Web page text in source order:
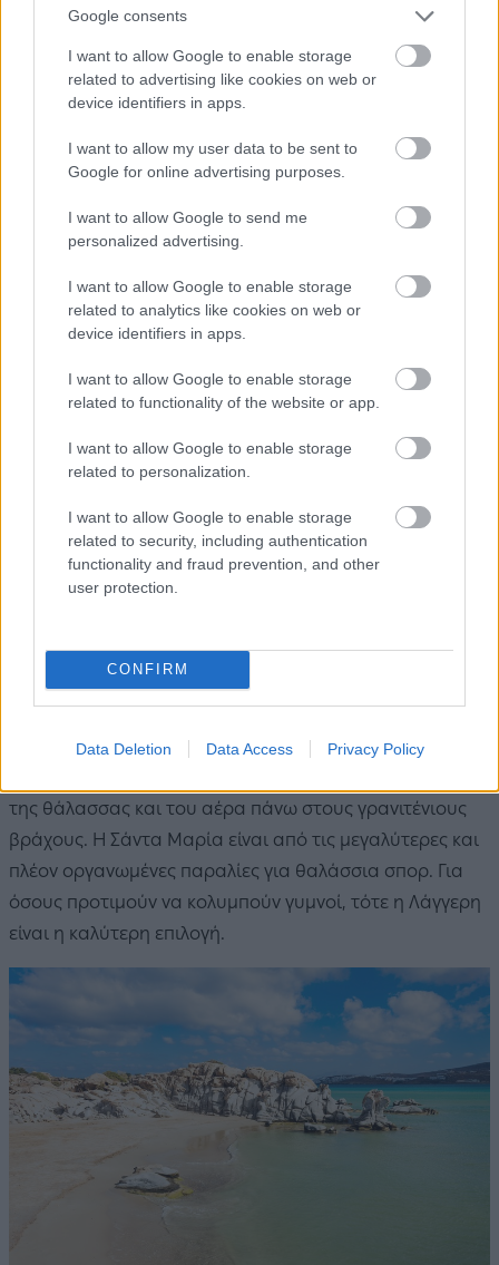
Google consents
I want to allow Google to enable storage
related to advertising like cookies on web or
device identifiers in apps.
I want to allow my user data to be sent to
Google for online advertising purposes.
I want to allow Google to send me
personalized advertising.
I want to allow Google to enable storage
related to analytics like cookies on web or
device identifiers in apps.
I want to allow Google to enable storage
related to functionality of the website or app.
I want to allow Google to enable storage
related to personalization.
I want to allow Google to enable storage
related to security, including authentication
functionality and fraud prevention, and other
user protection.
CONFIRM
Data Deletion Data Access Privacy Policy
Παραλίες για όλους
Απέραντες, χρυσαφένιες, ήρεμες ή οργανωμένες, οι
παραλίες της Πάρου μπορούν να ικανοποιήσουν κάθε
γούστο. Όποια διεύθυνση και να έχει ο άνεμος που
είναι προστατευμένη και γαλήνια, όποια εποχή κι αν
έρθετε πάντα μπορείτε να βρείτε μια παραλία μόνο για
πιο διάσημη παραλία του νησιού. Πρόκειται για μια
της θάλασσας και του αέρα πάνω στους γρανιτένιους
βράχους. Η Σάντα Μαρία είναι από τις μεγαλύτερες και
πλέον οργανωμένες παραλίες για θαλάσσια σπορ. Για
όσους προτιμούν να κολυμπούν γυμνοί, τότε η Λάγγερη
είναι η καλύτερη επιλογή.